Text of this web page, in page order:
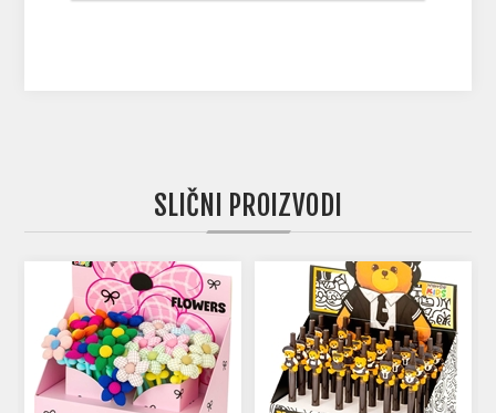
SLIČNI PROIZVODI